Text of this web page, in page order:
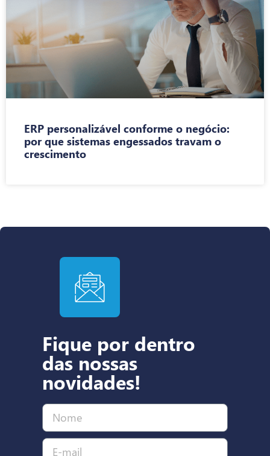
ERP personalizável conforme o negócio:
por que sistemas engessados travam o
crescimento
Fique por dentro
das nossas
novidades!